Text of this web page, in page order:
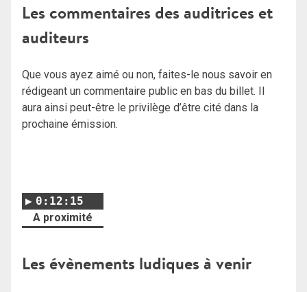
Les commentaires des auditrices et
auditeurs
Que vous ayez aimé ou non, faites-le nous savoir en
rédigeant un commentaire public en bas du billet. Il
aura ainsi peut-être le privilège d’être cité dans la
prochaine émission.
0:12:15
A proximité
Les évènements ludiques à venir